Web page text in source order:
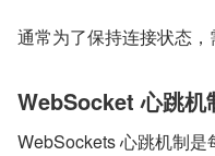
通常为了保持连接状态，
WebSocket 心跳机
WebSockets 心跳机制